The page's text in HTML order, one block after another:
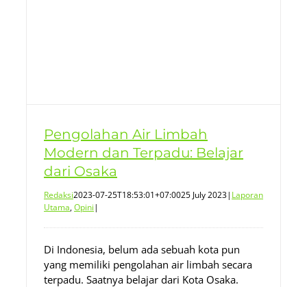
Pengolahan Air Limbah
Modern dan Terpadu: Belajar
dari Osaka
Redaksi2023-07-25T18:53:01+07:0025 July 2023| Laporan
Utama,Opini|
Di Indonesia, belum ada sebuah kota pun
yang memiliki pengolahan air limbah secara
terpadu. Saatnya belajar dari Kota Osaka.